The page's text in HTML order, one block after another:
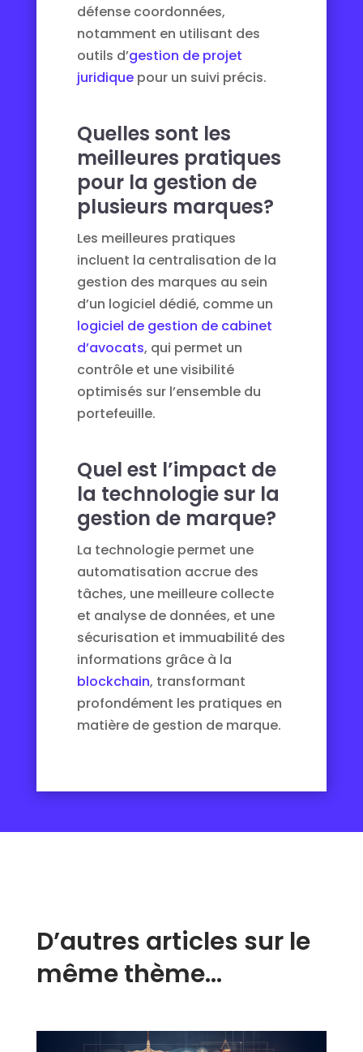
défense coordonnées,
notamment en utilisant des
outils d’gestion de projet
juridiquepour un suivi précis.
Quelles sont les
meilleures pratiques
pour la gestion de
plusieurs marques?
Les meilleures pratiques
incluent la centralisation de la
gestion des marques au sein
d’un logiciel dédié, comme un
logiciel de gestion de cabinet
d’avocats, qui permet un
contrôle et une visibilité
optimisés sur l’ensemble du
portefeuille.
Quel est l’impact de
la technologie sur la
gestion de marque?
La technologie permet une
automatisation accrue des
tâches, une meilleure collecte
et analyse de données, et une
sécurisation et immuabilité des
informations grâce à la
blockchain, transformant
profondément les pratiques en
matière de gestion de marque.
D’autres articles sur le
même thème…